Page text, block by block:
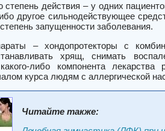
действия – у одних
другое сильнодействующее
запущенности заболевания.
– хондопротекторы с
хрящ, снимать
либо компонента
курса людям с аллергической
Читайте также: